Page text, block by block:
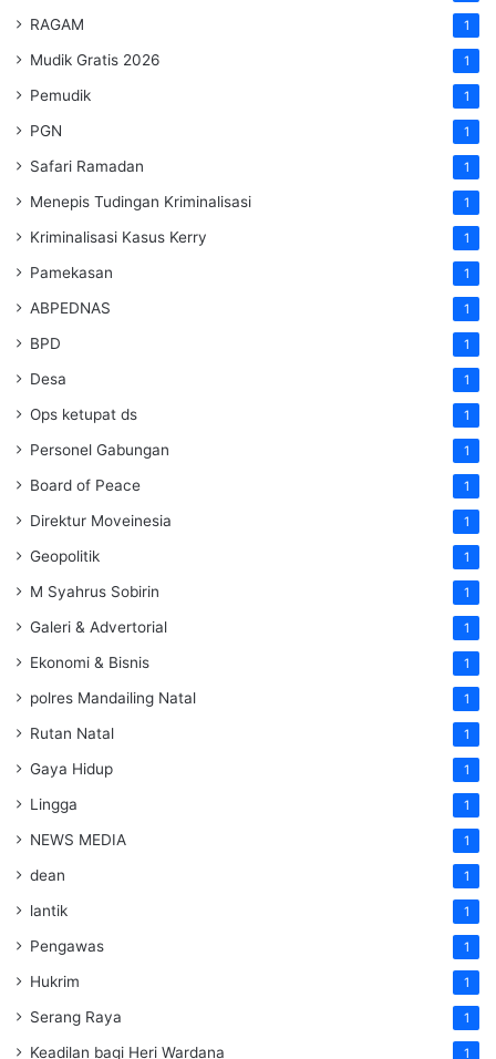
RAGAM 1
Mudik Gratis 2026 1
Pemudik 1
PGN 1
Safari Ramadan 1
Menepis Tudingan Kriminalisasi 1
Kriminalisasi Kasus Kerry 1
Pamekasan 1
ABPEDNAS 1
BPD 1
Desa 1
Ops ketupat ds 1
Personel Gabungan 1
Board of Peace 1
Direktur Moveinesia 1
Geopolitik 1
M Syahrus Sobirin 1
Galeri & Advertorial 1
Ekonomi & Bisnis 1
polres Mandailing Natal 1
Rutan Natal 1
Gaya Hidup 1
Lingga 1
NEWS MEDIA 1
dean 1
lantik 1
Pengawas 1
Hukrim 1
Serang Raya 1
Keadilan bagi Heri Wardana 1